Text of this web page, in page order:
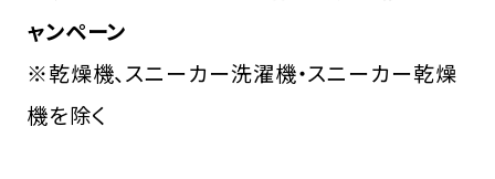
ャンペーン
※乾燥機、スニーカー洗濯機・スニーカー乾燥
機を除く